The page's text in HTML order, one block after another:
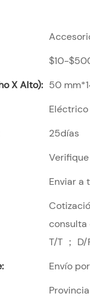
$10-
X Alto): 50
Eléctrico
25días
Enviar a
consulta
T/T ；
Envío